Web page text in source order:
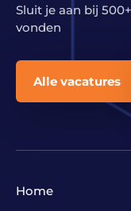
Sluit je aan bij
vonden
Alle vacatures
Home